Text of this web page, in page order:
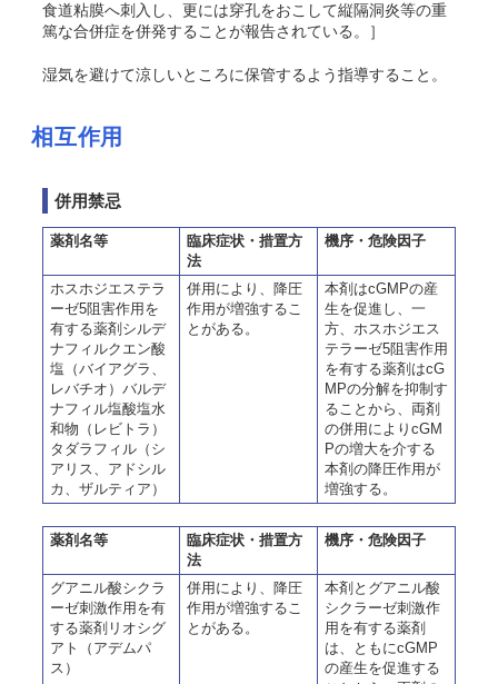
食道粘膜へ刺入し、更には穿孔をおこして縦隔洞炎等の重
篤な合併症を併発することが報告されている。］
湿気を避けて涼しいところに保管するよう指導すること。
相互作用
併用禁忌
薬剤名等
臨床症状・措置方
法
機序・危険因子
ホスホジエステラ
ーゼ5阻害作用を
有する薬剤シルデ
ナフィルクエン酸
塩（バイアグラ、
レバチオ）バルデ
ナフィル塩酸塩水
和物（レビトラ）
タダラフィル（シ
アリス、アドシル
カ、ザルティア）
併用により、降圧
作用が増強するこ
とがある。
本剤はcGMPの産
生を促進し、一
方、ホスホジエス
テラーゼ5阻害作用
を有する薬剤はcG
MPの分解を抑制す
ることから、両剤
の併用によりcGM
Pの増大を介する
本剤の降圧作用が
増強する。
薬剤名等
臨床症状・措置方
法
機序・危険因子
グアニル酸シクラ
ーゼ刺激作用を有
する薬剤リオシグ
アト（アデムパ
ス）
併用により、降圧
作用が増強するこ
とがある。
本剤とグアニル酸
シクラーゼ刺激作
用を有する薬剤
は、ともにcGMP
の産生を促進する